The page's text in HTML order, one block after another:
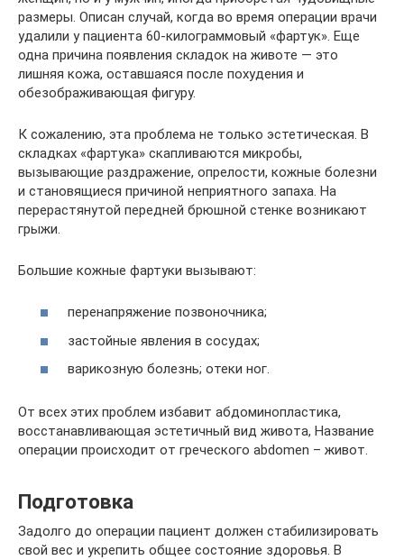
размеры. Описан случай, когда во время операции врачи
удалили у пациента 60-килограммовый «фартук». Еще
одна причина появления складок на животе — это
лишняя кожа, оставшаяся после похудения и
обезображивающая фигуру.
К сожалению, эта проблема не только эстетическая. В
складках «фартука» скапливаются микробы,
вызывающие раздражение, опрелости, кожные болезни
и становящиеся причиной неприятного запаха. На
перерастянутой передней брюшной стенке возникают
грыжи.
Большие кожные фартуки вызывают:
перенапряжение позвоночника;
застойные явления в сосудах;
варикозную болезнь; отеки ног.
От всех этих проблем избавит абдоминопластика,
восстанавливающая эстетичный вид живота, Название
операции происходит от греческого аbdomen – живот.
Подготовка
Задолго до операции пациент должен стабилизировать
свой вес и укрепить общее состояние здоровья. В